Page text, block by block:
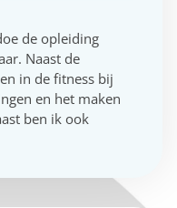
de opleiding
Naast de
in de fitness bij
en het maken
ben ik ook